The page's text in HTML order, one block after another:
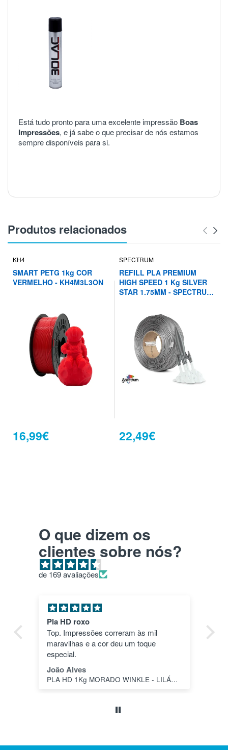
Está tudo pronto para uma excelente impressão Boas
Impressões, e já sabe o que precisar de nós estamos
sempre disponíveis para si.
Produtos relacionados
KH4
SMART PETG 1kg COR
VERMELHO - KH4M3L3ON
16,99€
SPECTRUM
REFILL PLA PREMIUM
HIGH SPEED 1 Kg SILVER
STAR 1.75MM - SPECTRUM
22,49€
O que dizem os
clientes sobre nós?
de 169 avaliações
Pla HD roxo
Top. Impressões correram às mil
maravilhas e a cor deu um toque
especial.
João Alves
PLA HD 1Kg MORADO WINKLE - LILÁS – WINKLE